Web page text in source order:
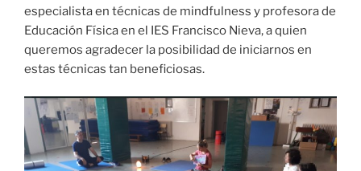
especialista en técnicas de mindfulness y profesora de
Educación Física en el IES Francisco Nieva, a quien
queremos agradecer la posibilidad de iniciarnos en
estas técnicas tan beneficiosas.